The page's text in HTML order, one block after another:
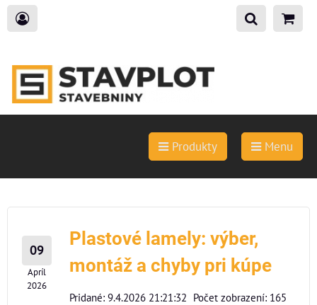
Produkty Menu
09
Apríl
2026
Plastové lamely: výber,
montáž a chyby pri kúpe
Pridané: 9.4.2026 21:21:32 Počet zobrazení: 165